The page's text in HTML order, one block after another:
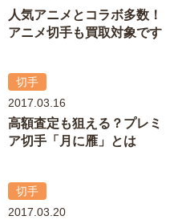
人気アニメとコラボ多数！
アニメ切手も買取対象です
切手
2017.03.16
高額査定も狙える？プレミ
ア切手「月に雁」とは
切手
2017.03.20